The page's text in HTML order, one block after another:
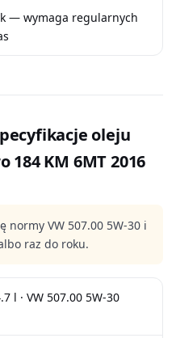
— wymaga regularnych
oleju
184 KM 6MT 2016
normy VW 507.00 5W-30 i
raz do roku.
l · VW 507.00 5W-30